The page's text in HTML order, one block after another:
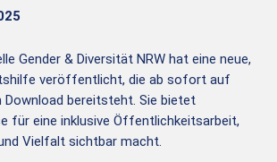
Gender & Diversität NRW hat eine neue,
veröffentlicht, die ab sofort auf
Download bereitsteht. Sie bietet
für eine inklusive Öffentlichkeitsarbeit,
Vielfalt sichtbar macht.